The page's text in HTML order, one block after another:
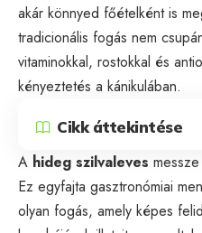
akár könnyed főételként is
tradicionális fogás nem
vitaminokkal, rostokkal és
kényeztetés a kánikulában.
Cikk áttekintése
A hideg szilvaleves
Ez egyfajta gasztronómiai
olyan fogás, amely képes